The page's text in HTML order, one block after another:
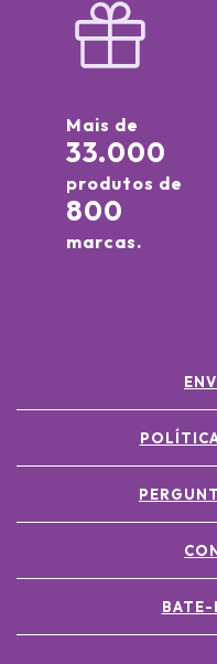
Mais de
33.000
produtos de
800
marcas.
BATE-